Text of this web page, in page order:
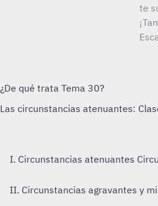
te
I. Circunstancias atenuantes
II. Circunstancias agravantes y